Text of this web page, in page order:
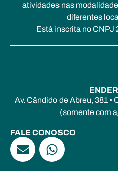
atividades nas
diferentes
Está inscrita no CNPJ
Av. Cândido de Abreu, 381 •
(somente com
FALE CONOSCO